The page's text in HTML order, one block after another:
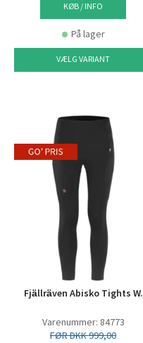
KØB / INFO
På lager
VÆLG VARIANT
Fjällräven Abisko Tights W.
Varenummer: 84773
FØR DKK 999,00